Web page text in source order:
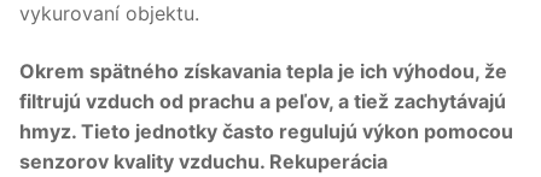
vykurovaní objektu.
Okrem spätného získavania tepla je ich výhodou, že
filtrujú vzduch od prachu a peľov, a tiež zachytávajú
hmyz. Tieto jednotky často regulujú výkon pomocou
senzorov kvality vzduchu. Rekuperácia